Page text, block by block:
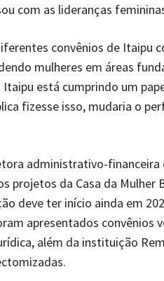
com as lideranças
convênios de Itaipu
mulheres em áreas
está cumprindo um
fizesse isso, mudaria o
administrativo-financeira
projetos da Casa da Mulher
deve ter início ainda em
apresentados convênios
além da instituição